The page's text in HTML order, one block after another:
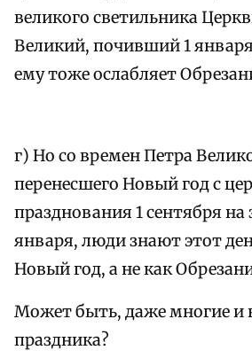
великого светильника
Великий, почивший 1
ему тоже ослабляет
г) Но со времен Петра
перенесшего Новый год с
празднования 1 сентября на
января, люди знают этот
Новый год, а не как
Может быть, даже многие и
праздника?